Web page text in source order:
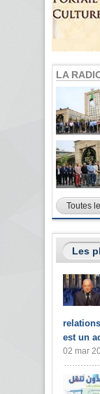
LA
Toutes
Les
est un
02 mar